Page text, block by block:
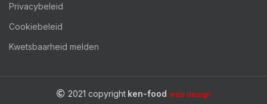
Privacybeleid
Cookiebeleid
Kwetsbaarheid melden
2021 copyright ken-food web design